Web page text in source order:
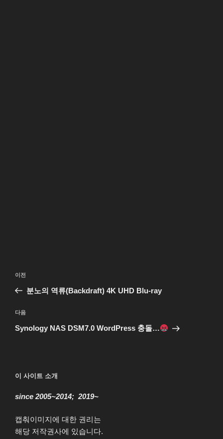
이
전
이전
분노의 역류(Backdraft) 4K UHD Blu-ray
다
음
다음
Synology NAS DSM7.0 WordPress 충돌…
이 사이트 소개
since 2005~2014; 2019~
캡춰이미지에 대한 권리는
해당 저작권사에 있습니다.